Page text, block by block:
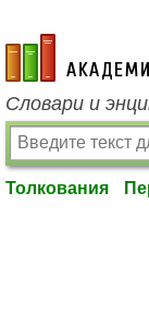
academic.ru
Словари и
Толкования